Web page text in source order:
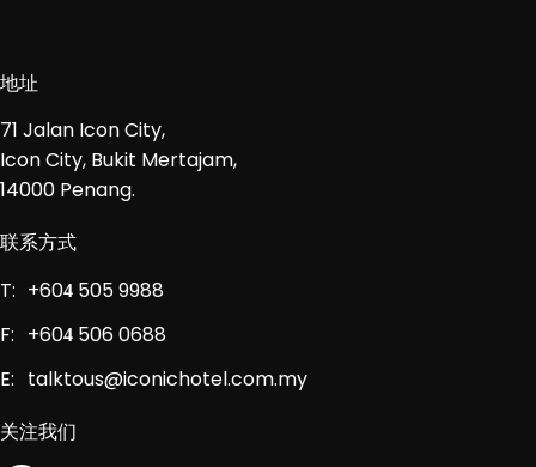
地址
71 Jalan Icon City,
Icon City, Bukit Mertajam,
14000 Penang.
联系方式
T: +604 505 9988
F: +604 506 0688
E: talktous@iconichotel.com.my
关注我们